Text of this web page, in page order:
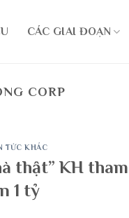
CÁC GIAI ĐOẠN
CORP
TỨC KHÁC
thật” KH
1 tỷ